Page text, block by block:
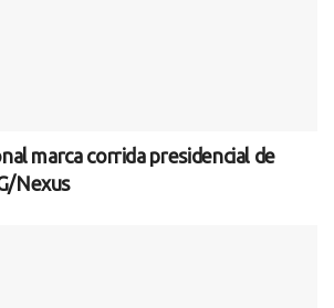
marca corrida presidencial de
Nexus